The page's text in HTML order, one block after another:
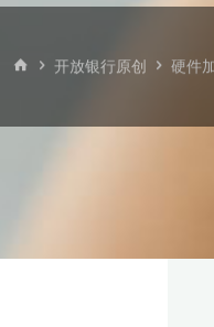
首 开放银行原创 硬件